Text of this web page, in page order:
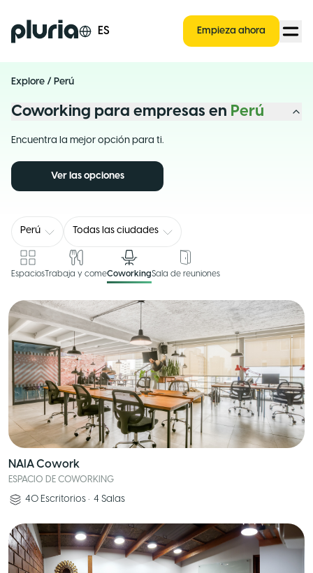
Logo Pluria ES Empieza ahora
Explore / Perú
Coworking para empresas en Perú
Encuentra la mejor opción para ti.
Ver las opciones
Perú Todas las ciudades
EspaciosTrabaja y comeCoworkingSala de reuniones
NAIA Cowork
ESPACIO DE COWORKING
40 Escritorios • 4 Salas